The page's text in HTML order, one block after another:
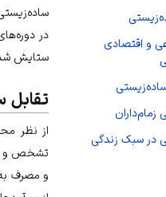
و اقتصادی
زمام‌داران
در سبک زندگی
در
ستایش
تقابل
از نظر
تشخص و
و مصرف به